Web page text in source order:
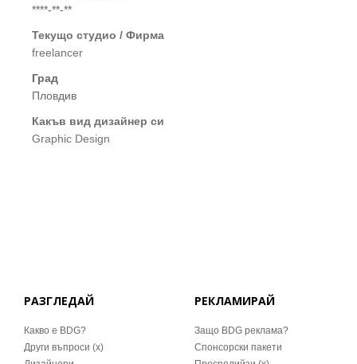
****-**-**
Текущо студио / Фирма
freelancer
Град
Пловдив
Какъв вид дизайнер си
Graphic Design
РАЗГЛЕДАЙ
Какво е BDG?
Други въпроси (x)
РЕКЛАМИРАЙ
Защо BDG реклама?
Спонсорски пакети